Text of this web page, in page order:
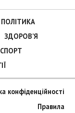
ПОЛІТИКА
ЗДОРОВ’Я
СПОРТ
конфіденційності
Правила